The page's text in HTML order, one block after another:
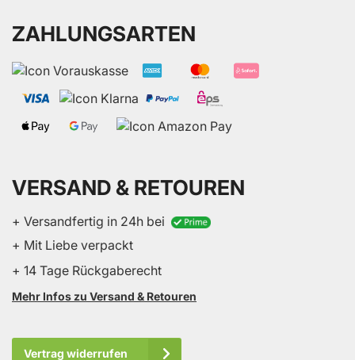
ZAHLUNGSARTEN
VERSAND & RETOUREN
+ Versandfertig in 24h bei
+ Mit Liebe verpackt
+ 14 Tage Rückgaberecht
Mehr Infos zu Versand & Retouren
Vertrag widerrufen